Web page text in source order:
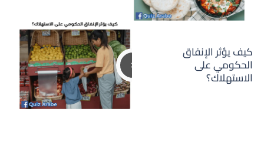
كيف يؤثر الإنفاق
الحكومي على
الاستهلاك؟